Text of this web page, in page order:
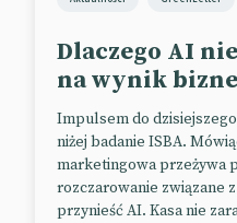
Flight Attendant –
odlotów” i oferuje tam
imprezowiczom swoją
specjalnym „Creator
przyciągnięcia
Facebookiem coraz
Dlaczego AI
na wynik
Impulsem do
niżej badanie ISBA.
marketingowa przeżywa
rozczarowanie związane
przynieść AI. Kasa nie